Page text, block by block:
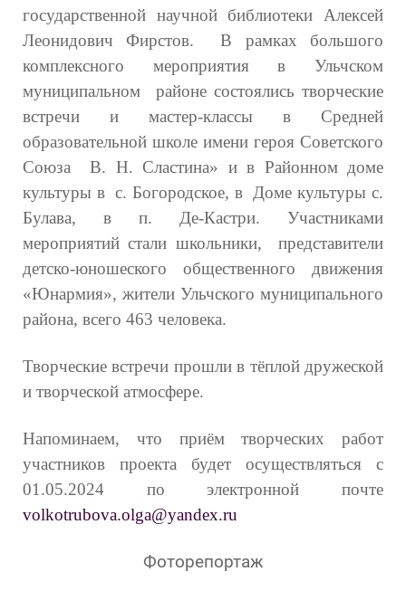
государственной научной библиотеки Алексей
Леонидович Фирстов. В рамках большого
комплексного мероприятия в Ульчском
муниципальном районе состоялись творческие
встречи и мастер-классы в Средней
образовательной школе имени героя Советского
Союза В. Н. Сластина» и в Районном доме
культуры в с. Богородское, в Доме культуры с.
Булава, в п. Де-Кастри. Участниками
мероприятий стали школьники, представители
детско-юношеского общественного движения
«Юнармия», жители Ульчского муниципального
района, всего 463 человека.
Творческие встречи прошли в тёплой дружеской
и творческой атмосфере.
Напоминаем, что приём творческих работ
участников проекта будет осуществляться с
01.05.2024 по электронной почте
volkotrubova.olga@yandex.ru
Фоторепортаж